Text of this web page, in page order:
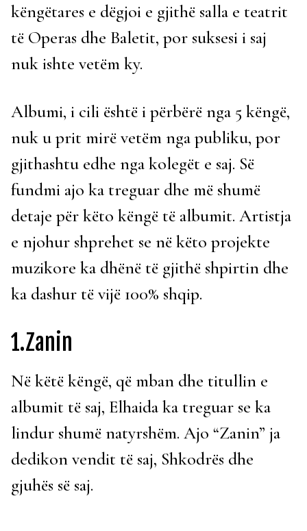
këngëtares e dëgjoi e gjithë salla e teatrit
të Operas dhe Baletit, por suksesi i saj
nuk ishte vetëm ky.
Albumi, i cili është i përbërë nga 5 këngë,
nuk u prit mirë vetëm nga publiku, por
gjithashtu edhe nga kolegët e saj. Së
fundmi ajo ka treguar dhe më shumë
detaje për këto këngë të albumit. Artistja
e njohur shprehet se në këto projekte
muzikore ka dhënë të gjithë shpirtin dhe
ka dashur të vijë 100% shqip.
1.Zanin
Në këtë këngë, që mban dhe titullin e
albumit të saj, Elhaida ka treguar se ka
lindur shumë natyrshëm. Ajo “Zanin” ja
dedikon vendit të saj, Shkodrës dhe
gjuhës së saj.